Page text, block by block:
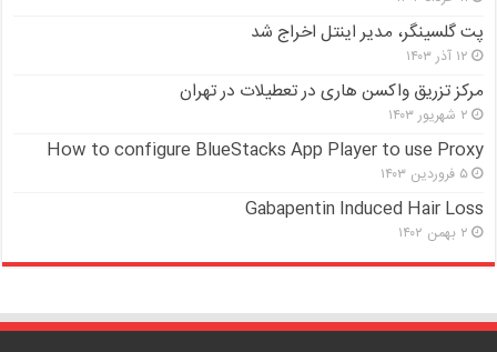
پت گلسینگر، مدیر اینتل اخراج شد
۱۲ آذر ۱۴۰۳
مرکز تزریق واکسن هاری در تعطیلات در تهران
۲ شهریور ۱۴۰۳
How to configure BlueStacks App Player to use Proxy
۵ فروردین ۱۴۰۳
Gabapentin Induced Hair Loss
۲ بهمن ۱۴۰۲